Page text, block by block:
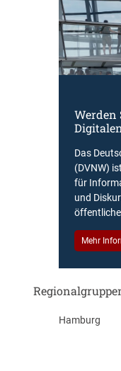
Werden
Das
(DVNW)
für
und
Mehr
Hamburg